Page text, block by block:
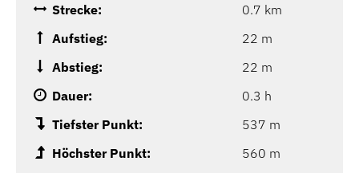
Strecke:
0.7 km
Aufstieg:
22 m
Abstieg:
22 m
Dauer:
0.3 h
Tiefster Punkt:
537 m
Höchster Punkt:
560 m